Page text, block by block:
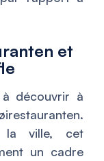
et
à découvrir à
la ville, cet
un cadre